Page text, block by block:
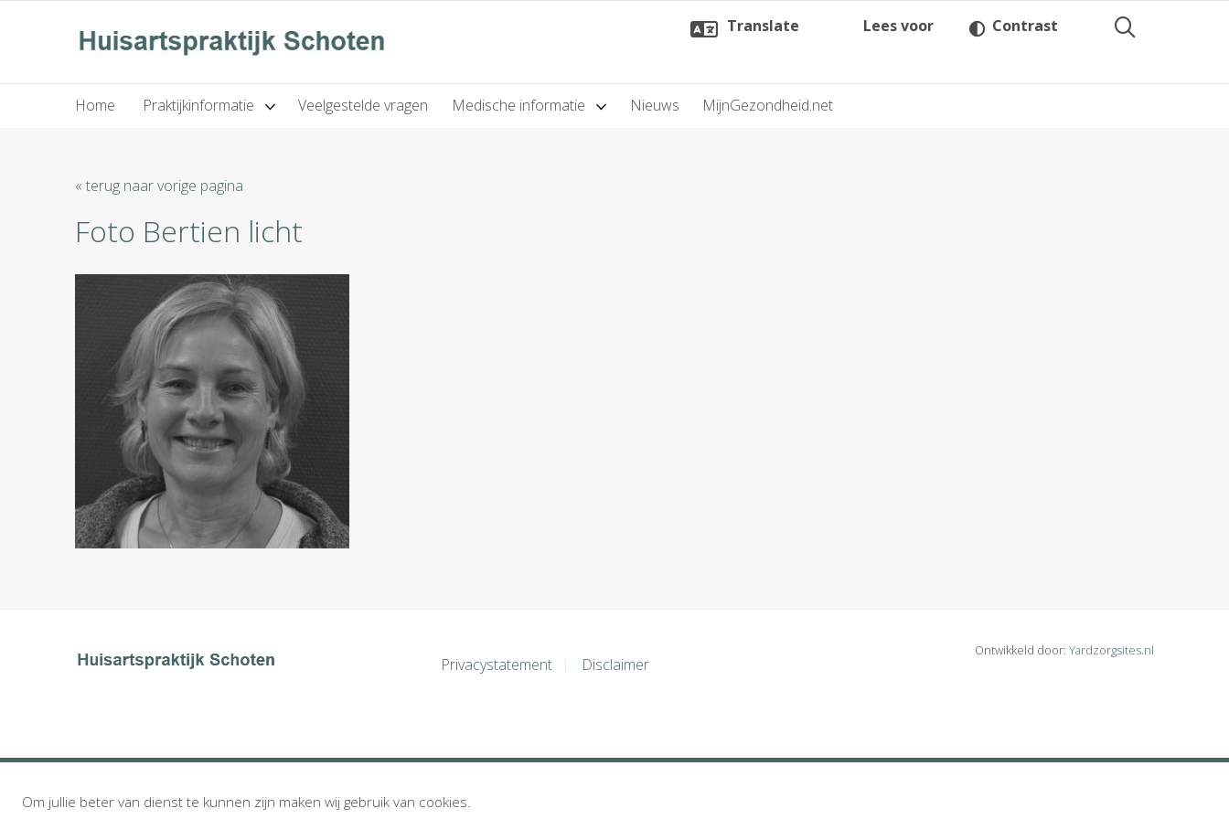
Translate Lees voor Contrast
Home Praktijkinformatie Veelgestelde vragen Medische informatie Nieuws MijnGezondheid.net
« terug naar vorige pagina
Foto Bertien licht
Privacystatement Disclaimer
Ontwikkeld door: Yardzorgsites.nl
Om jullie beter van dienst te kunnen zijn maken wij gebruik van cookies.